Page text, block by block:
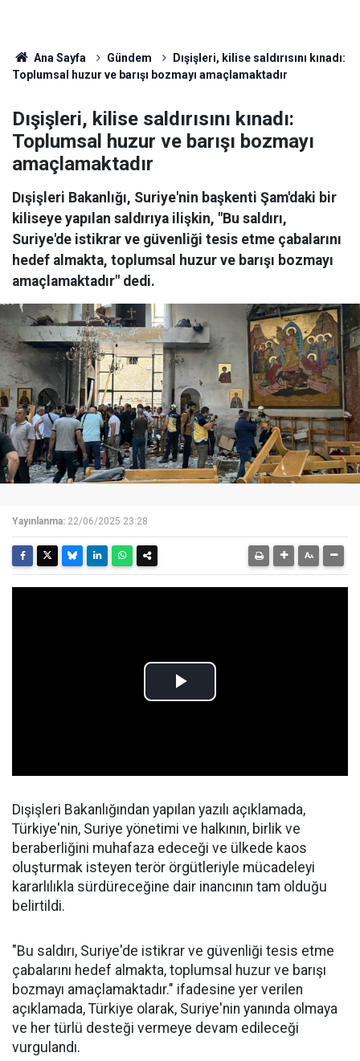
Ana Sayfa Gündem
Dışişleri, kilise saldırısını kınadı:
Toplumsal huzur ve barışı bozmayı amaçlamaktadır
Dışişleri, kilise saldırısını kınadı:
Toplumsal huzur ve barışı bozmayı
amaçlamaktadır
Dışişleri Bakanlığı, Suriye'nin başkenti Şam'daki bir
kiliseye yapılan saldırıya ilişkin, "Bu saldırı,
Suriye'de istikrar ve güvenliği tesis etme çabalarını
hedef almakta, toplumsal huzur ve barışı bozmayı
amaçlamaktadır" dedi.
Yayınlanma: 22/06/2025 23:28
Dışişleri Bakanlığından yapılan yazılı açıklamada,
Türkiye'nin, Suriye yönetimi ve halkının, birlik ve
beraberliğini muhafaza edeceği ve ülkede kaos
oluşturmak isteyen terör örgütleriyle mücadeleyi
kararlılıkla sürdüreceğine dair inancının tam olduğu
belirtildi.
"Bu saldırı, Suriye'de istikrar ve güvenliği tesis etme
çabalarını hedef almakta, toplumsal huzur ve barışı
bozmayı amaçlamaktadır." ifadesine yer verilen
açıklamada, Türkiye olarak, Suriye'nin yanında olmaya
ve her türlü desteği vermeye devam edileceği
vurgulandı.